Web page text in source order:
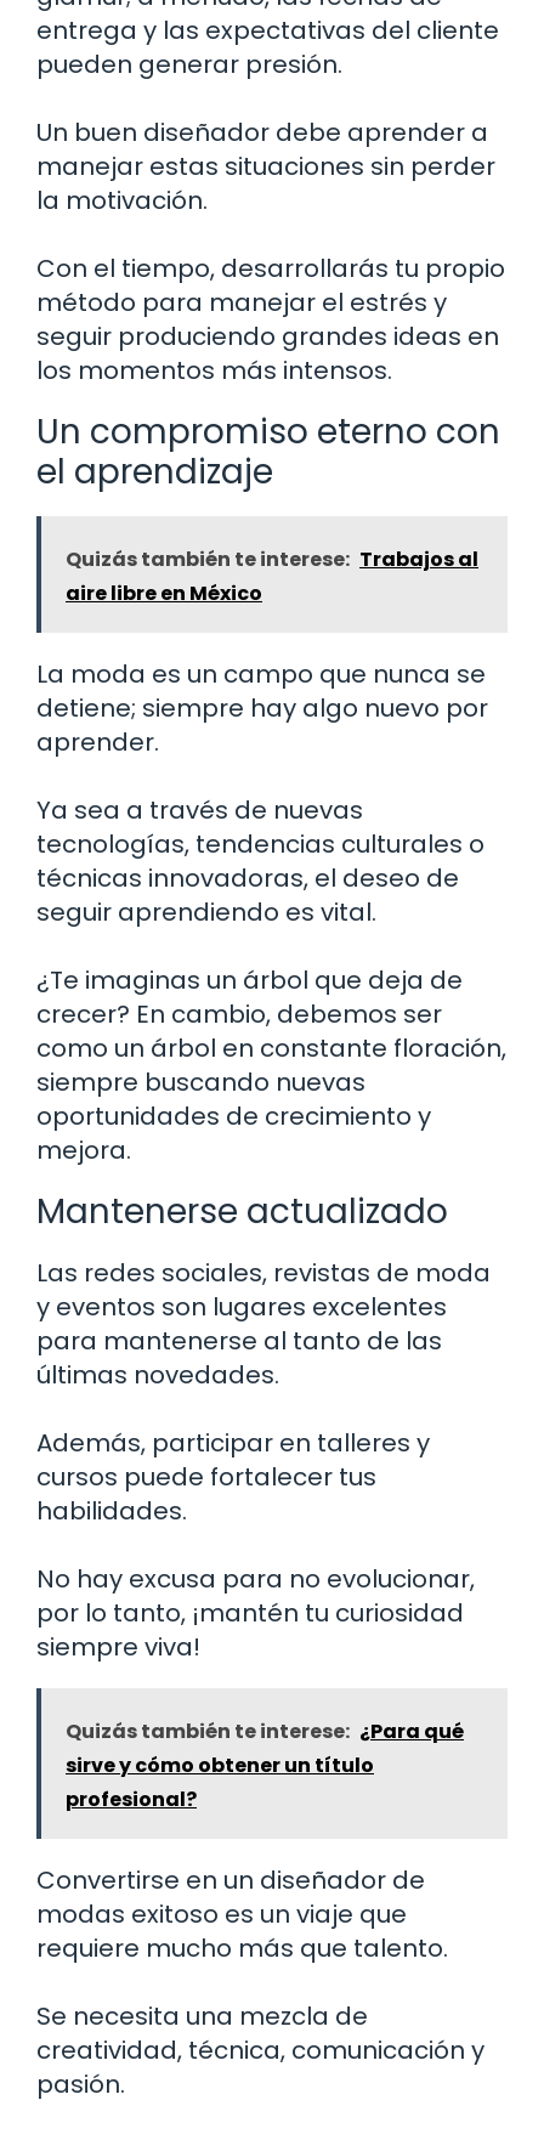
entrega y las expectativas del cliente
pueden generar presión.
Un buen diseñador debe aprender a
manejar estas situaciones sin perder
la motivación.
Con el tiempo, desarrollarás tu propio
método para manejar el estrés y
seguir produciendo grandes ideas en
los momentos más intensos.
Un compromiso eterno con
el aprendizaje
Quizás también te interese: Trabajos al
aire libre en México
La moda es un campo que nunca se
detiene; siempre hay algo nuevo por
aprender.
Ya sea a través de nuevas
tecnologías, tendencias culturales o
técnicas innovadoras, el deseo de
seguir aprendiendo es vital.
¿Te imaginas un árbol que deja de
crecer? En cambio, debemos ser
como un árbol en constante floración,
siempre buscando nuevas
oportunidades de crecimiento y
mejora.
Mantenerse actualizado
Las redes sociales, revistas de moda
y eventos son lugares excelentes
para mantenerse al tanto de las
últimas novedades.
Además, participar en talleres y
cursos puede fortalecer tus
habilidades.
No hay excusa para no evolucionar,
por lo tanto, ¡mantén tu curiosidad
siempre viva!
Quizás también te interese: ¿Para qué
sirve y cómo obtener un título
profesional?
Convertirse en un diseñador de
modas exitoso es un viaje que
requiere mucho más que talento.
Se necesita una mezcla de
creatividad, técnica, comunicación y
pasión.